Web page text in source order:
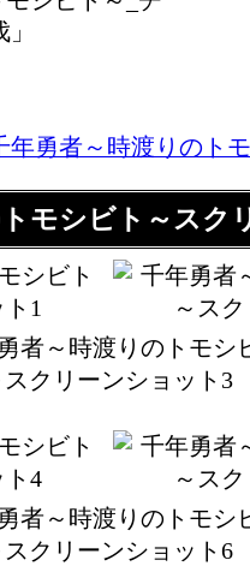
年勇者～時渡りのト
モシビト～スク